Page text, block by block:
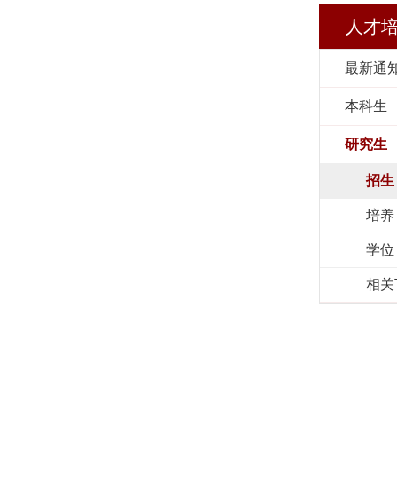
人才
最新通
本科生
研究生
招生
培养
学位
相